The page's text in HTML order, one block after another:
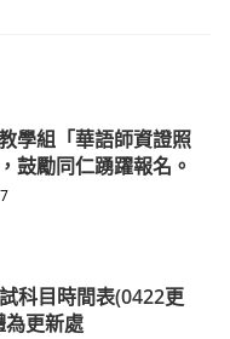
學組「華語師資證照
鼓勵同仁踴躍報名。
科目時間表(0422更
為更新處